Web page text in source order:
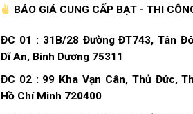
BÁO GIÁ CUNG CẤP BẠT - THI
ĐC 01 : 31B/28 Đường ĐT743, Tân
Dĩ An, Bình Dương 75311
ĐC 02: 99 Kha Vạn Cân, Thủ Đức,
Hồ Chí Minh 720400